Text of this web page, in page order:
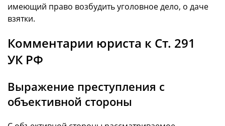
имеющий право возбудить уголовное дело, о даче
взятки.
Комментарии юриста к Ст. 291
УК РФ
Выражение преступления с
объективной стороны